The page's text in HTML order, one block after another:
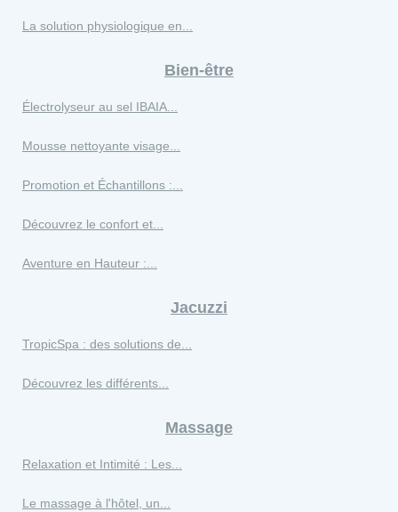
La solution physiologique en...
Bien-être
Électrolyseur au sel IBAIA...
Mousse nettoyante visage...
Promotion et Échantillons :...
Découvrez le confort et...
Aventure en Hauteur :...
Jacuzzi
TropicSpa : des solutions de...
Découvrez les différents...
Massage
Relaxation et Intimité : Les...
Le massage à l'hôtel, un...